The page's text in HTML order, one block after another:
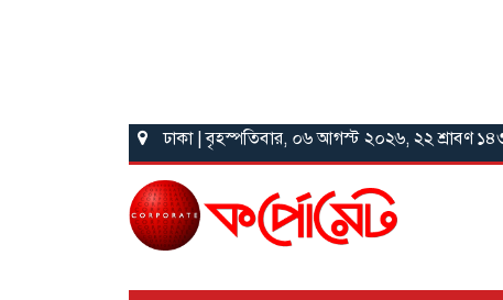
ঢাকা | বৃহস্পতিবার, ০৬ আগস্ট ২০২৬, ২২ শ্রাবণ